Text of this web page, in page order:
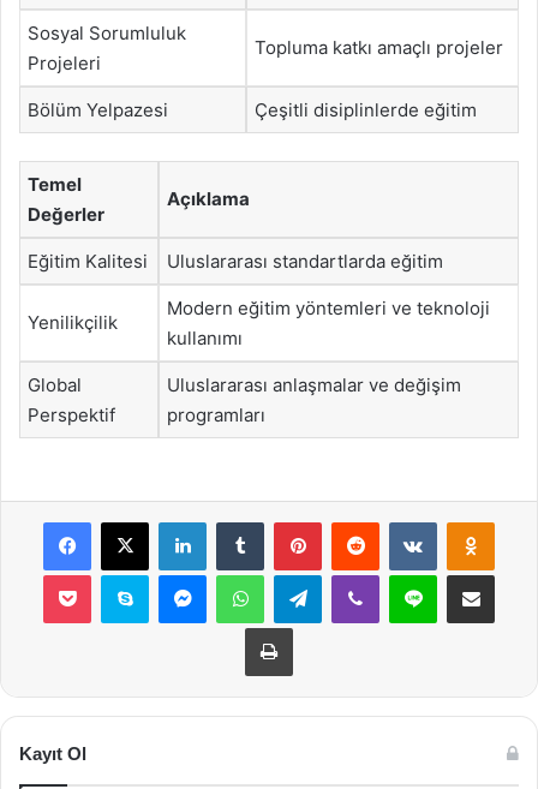
Sosyal Sorumluluk
Projeleri
Topluma katkı amaçlı projeler
Bölüm Yelpazesi Çeşitli disiplinlerde eğitim
Temel
Değerler
Açıklama
Eğitim Kalitesi Uluslararası standartlarda eğitim
Yenilikçilik
Modern eğitim yöntemleri ve teknoloji
kullanımı
Global
Perspektif
Uluslararası anlaşmalar ve değişim
programları
Facebook
X LinkedInTumblr PinterestReddit VKontakte
Pocket Skype MessengerWhatsAppTelegramViber Line E-Posta ile
Yazdır
Kayıt Ol